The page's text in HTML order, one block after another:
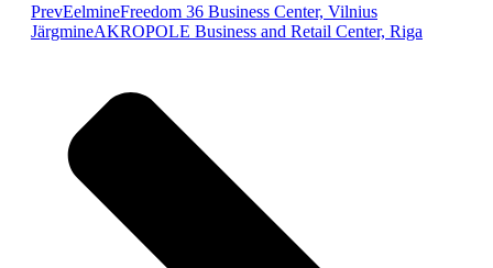
PrevEelmineFreedom 36 Business Center, Vilnius
JärgmineAKROPOLE Business and Retail Center, Riga